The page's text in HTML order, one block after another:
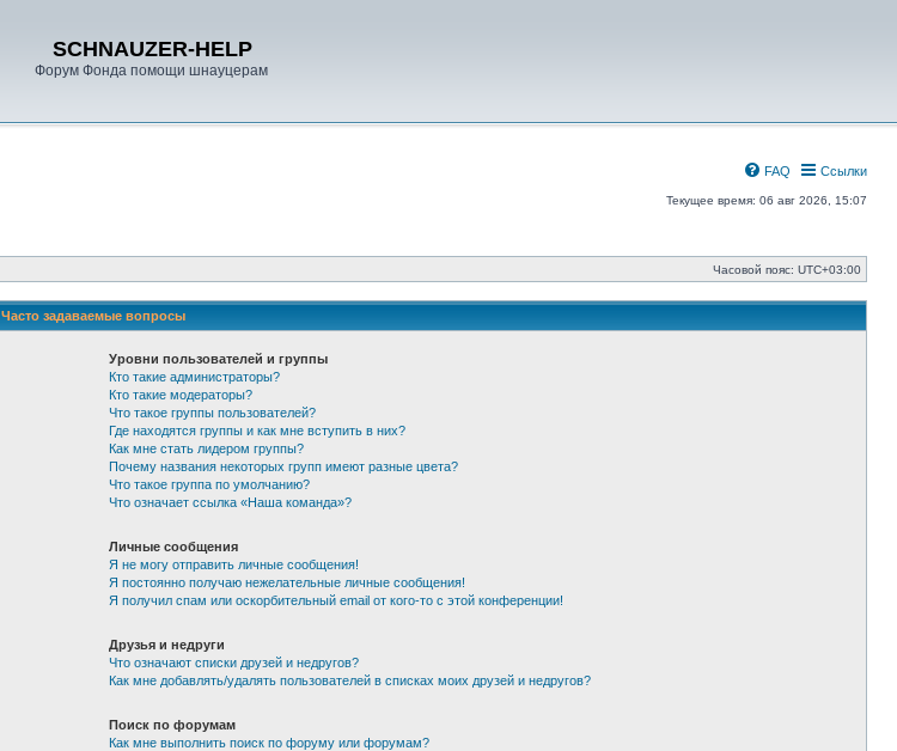
SCHNAUZER-HELP
Форум Фонда помощи шнауцерам
Ссылки
FAQ
Текущее время: 06 авг 2026, 15:07
Часовой пояс: UTC+03:00
Часто задаваемые вопросы
Уровни пользователей и группы
Кто такие администраторы?
Кто такие модераторы?
Что такое группы пользователей?
Где находятся группы и как мне вступить в них?
Как мне стать лидером группы?
Почему названия некоторых групп имеют разные цвета?
Что такое группа по умолчанию?
Что означает ссылка «Наша команда»?
Личные сообщения
Я не могу отправить личные сообщения!
Я постоянно получаю нежелательные личные сообщения!
Я получил спам или оскорбительный email от кого-то с этой конференции!
Друзья и недруги
Что означают списки друзей и недругов?
Как мне добавлять/удалять пользователей в списках моих друзей и недругов?
Поиск по форумам
Как мне выполнить поиск по форуму или форумам?